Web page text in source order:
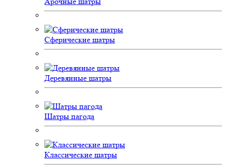
Сферические шатры
Деревянные шатры
Шатры пагода
Классические шатры